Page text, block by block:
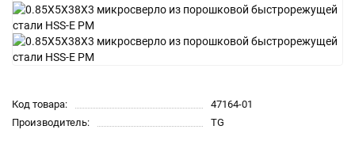
Код товара:
47164-01
Производитель:
TG